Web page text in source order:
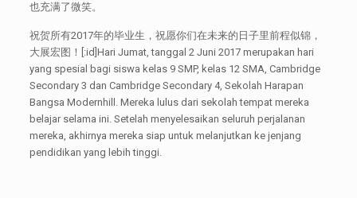
也充满了微笑。
祝贺所有2017年的毕业生，祝愿你们在未来的日子里前程似锦，
大展宏图！[:id]Hari Jumat, tanggal 2 Juni 2017 merupakan hari
yang spesial bagi siswa kelas 9 SMP, kelas 12 SMA, Cambridge
Secondary 3 dan Cambridge Secondary 4, Sekolah Harapan
Bangsa Modernhill. Mereka lulus dari sekolah tempat mereka
belajar selama ini. Setelah menyelesaikan seluruh perjalanan
mereka, akhirnya mereka siap untuk melanjutkan ke jenjang
pendidikan yang lebih tinggi.